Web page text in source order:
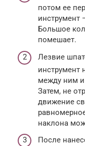
потом ее
инструмент
Большое
помешает.
Лезвие
инструмент
между ним и
Затем, не
движение
наклона
После